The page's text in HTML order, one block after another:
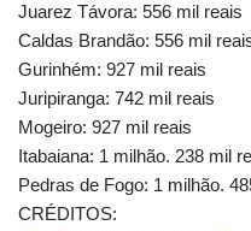
Juarez Távora: 556 mil reais
Caldas Brandão: 556 mil
Gurinhém: 927 mil reais
Juripiranga: 742 mil reais
Mogeiro: 927 mil reais
Itabaiana: 1 milhão. 238 mil
Pedras de Fogo: 1 milhão.
CRÉDITOS: